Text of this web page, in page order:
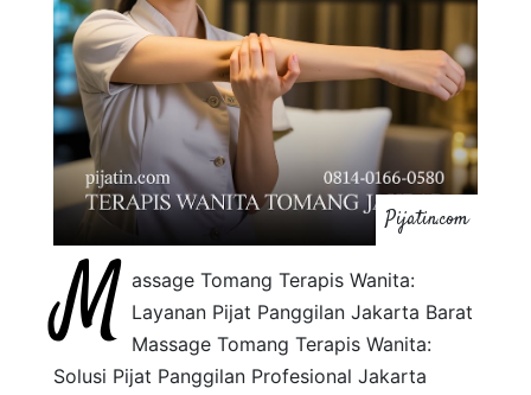
Pijatin.com
M assage Tomang Terapis Wanita:
Layanan Pijat Panggilan Jakarta Barat
Massage Tomang Terapis Wanita:
Solusi Pijat Panggilan Profesional Jakarta